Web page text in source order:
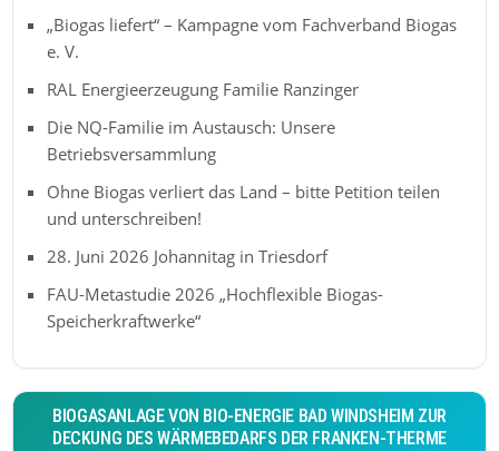
„Biogas liefert“ – Kampagne vom Fachverband Biogas
e. V.
RAL Energieerzeugung Familie Ranzinger
Die NQ-Familie im Austausch: Unsere
Betriebsversammlung
Ohne Biogas verliert das Land – bitte Petition teilen
und unterschreiben!
28. Juni 2026 Johannitag in Triesdorf
FAU-Metastudie 2026 „Hochflexible Biogas-
Speicherkraftwerke“
BIOGASANLAGE VON BIO-ENERGIE BAD WINDSHEIM ZUR
DECKUNG DES WÄRMEBEDARFS DER FRANKEN-THERME